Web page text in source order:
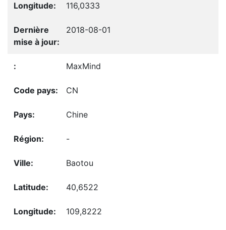
116,0333
2018-08-01
MaxMind
CN
Chine
-
Baotou
40,6522
109,8222